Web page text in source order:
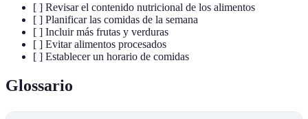
[ ] Revisar el contenido nutricional de los alimentos
[ ] Planificar las comidas de la semana
[ ] Incluir más frutas y verduras
[ ] Evitar alimentos procesados
[ ] Establecer un horario de comidas
Glossario